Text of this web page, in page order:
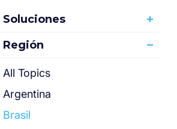
Soluciones
Región
All Topics
Argentina
Brasil